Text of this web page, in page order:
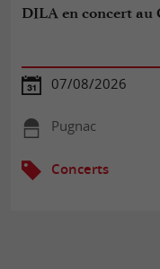
DILA en concert
07/08/2026
Pugnac
Concerts